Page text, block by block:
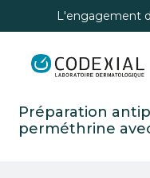
L'engagement
Préparation
perméthrine